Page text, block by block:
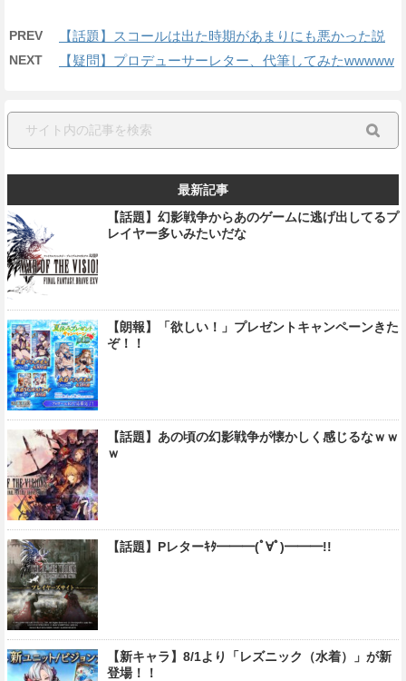
PREV 【話題】スコールは出た時期があまりにも悪かった説
NEXT 【疑問】プロデューサーレター、代筆してみたwwwww
最新記事
【話題】幻影戦争からあのゲームに逃げ出してるプ
レイヤー多いみたいだな
【朗報】「欲しい！」プレゼントキャンペーンきた
ぞ！！
【話題】あの頃の幻影戦争が懐かしく感じるなｗｗ
ｗ
【話題】Pレターｷﾀ━━━(ﾟ∀ﾟ)━━━!!
【新キャラ】8/1より「レズニック（水着）」が新
登場！！